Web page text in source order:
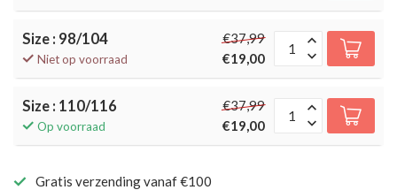
Size : 98/104
Niet op voorraad
€37,99
€19,00
Size : 110/116
Op voorraad
€37,99
€19,00
Gratis verzending vanaf €100